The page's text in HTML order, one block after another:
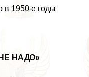
в 1950-е годы
НАДО»